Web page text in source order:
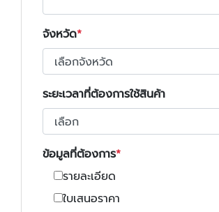
จังหวัด
ระยะเวลาที่ต้องการใช้สินค้า
ข้อมูลที่ต้องการ
รายละเอียด
ใบเสนอราคา